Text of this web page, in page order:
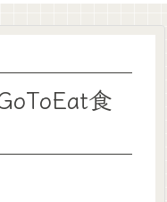
食